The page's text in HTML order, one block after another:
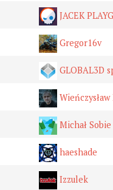
JACEK
Gregor16v
GLOBAL3D
Michał Sobie
haeshade
Izzulek